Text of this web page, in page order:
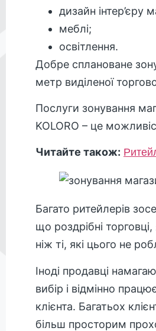
дизайн інтер’єру
меблі;
освітлення.
Добре сплановане
метр виділеної
Послуги зонування
KOLORO – це
Читайте також:
Багато ритейлерів
що роздрібні
ніж ті, які цього не
Іноді продавці
вибір і відмінно
клієнта. Багатьох
більш просторим